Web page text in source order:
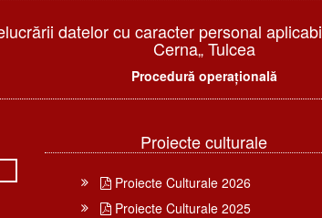
datelor cu caracter personal
Cerna„ Tulcea
Procedură operațională
Proiecte culturale
Proiecte Culturale 2026
Proiecte Culturale 2025